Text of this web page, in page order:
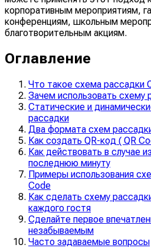
корпоративным мероприятиям,
конференциям, школьным
благотворительным акциям.
Оглавление
Что такое схема рассадки
Зачем использовать схему
Статические и
рассадки
Два формата схем
Как создать QR-код ( QR
Как действовать в случае
последнюю минуту
Примеры использования
Code
Как сделать схему
каждого гостя
Сделайте первое
незабываемым
Часто задаваемые вопросы